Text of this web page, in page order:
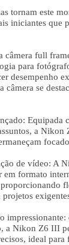
tornam este
iniciantes que
full
para
desempenho
câmera se
Equipada
a
de vídeo: A
em formato
a Nikon Z6 III
ideal